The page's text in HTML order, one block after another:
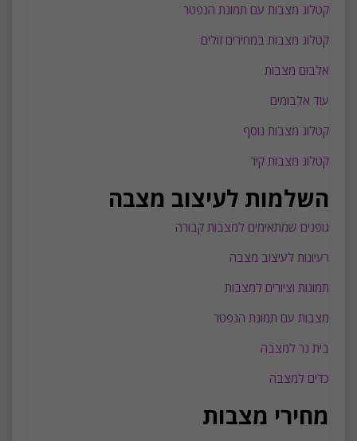
קטלוג מצבות עם תמונת הנפטר
קטלוג מצבות במחירים זולים
אלבום מצבות
עוד אלבומים
קטלוג מצבות נוסף
קטלוג מצבות קיר
השלמות לעיצוב מצבה
גופנים שמתאימים למצבות קבורה
רעיונות לעיצוב מצבה
תמונות וציורים למצבות
מצבות עם תמונת הנפטר
בית נר למצבה
כדים למצבה
מחירי מצבות